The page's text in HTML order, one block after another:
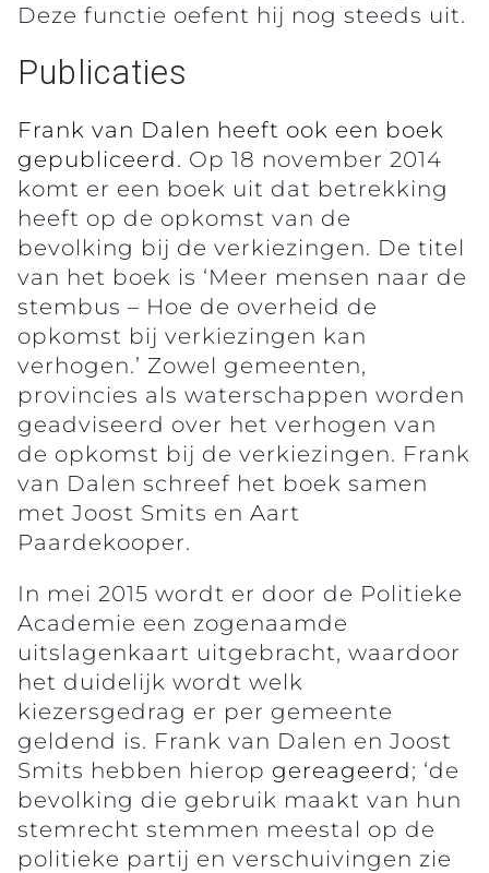
Deze functie oefent hij nog steeds uit.
Publicaties
Frank van Dalen heeft ook een boek
gepubliceerd. Op 18 november 2014
komt er een boek uit dat betrekking
heeft op de opkomst van de
bevolking bij de verkiezingen. De titel
van het boek is ‘Meer mensen naar de
stembus – Hoe de overheid de
opkomst bij verkiezingen kan
verhogen.’ Zowel gemeenten,
provincies als waterschappen worden
geadviseerd over het verhogen van
de opkomst bij de verkiezingen. Frank
van Dalen schreef het boek samen
met Joost Smits en Aart
Paardekooper.
In mei 2015 wordt er door de Politieke
Academie een zogenaamde
uitslagenkaart uitgebracht, waardoor
het duidelijk wordt welk
kiezersgedrag er per gemeente
geldend is. Frank van Dalen en Joost
Smits hebben hierop gereageerd; ‘de
bevolking die gebruik maakt van hun
stemrecht stemmen meestal op de
politieke partij en verschuivingen zie